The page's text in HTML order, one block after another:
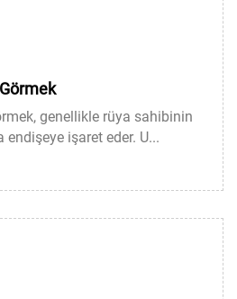
genellikle rüya sahibinin
endişeye işaret eder. U...